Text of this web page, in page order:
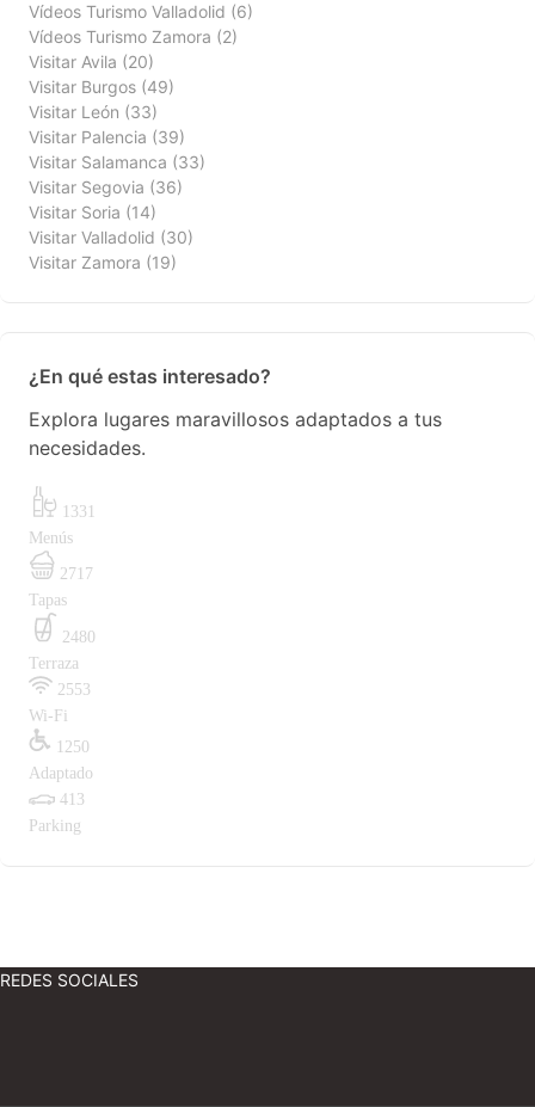
Vídeos Turismo Valladolid (6)
Vídeos Turismo Zamora (2)
Visitar Avila (20)
Visitar Burgos (49)
Visitar León (33)
Visitar Palencia (39)
Visitar Salamanca (33)
Visitar Segovia (36)
Visitar Soria (14)
Visitar Valladolid (30)
Visitar Zamora (19)
¿En qué estas interesado?
Explora lugares maravillosos adaptados a tus
necesidades.
1331
Menús
2717
Tapas
2480
Terraza
2553
Wi-Fi
1250
Adaptado
413
Parking
REDES SOCIALES